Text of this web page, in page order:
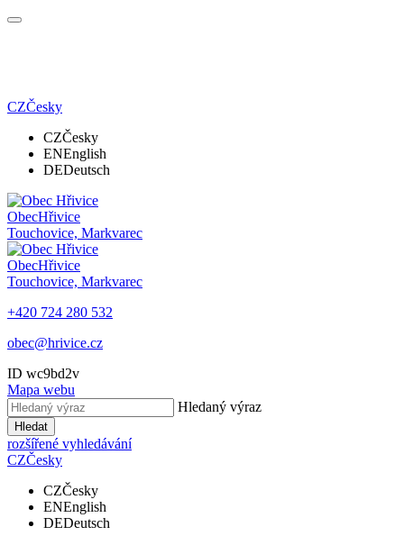
CZČesky
CZČesky
ENEnglish
DEDeutsch
ObecHřivice
Touchovice, Markvarec
ObecHřivice
Touchovice, Markvarec
+420 724 280 532
obec@hrivice.cz
ID wc9bd2v
Mapa webu
Hledaný výraz
Hledat
rozšířené vyhledávání
CZČesky
CZČesky
ENEnglish
DEDeutsch